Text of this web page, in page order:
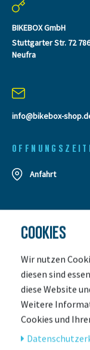
BIKEBOX GmbH
Stuttgarter Str. 72
Neufra
info@bikebox-
Anfahrt
SERVICE
Leasing
Leasing Anfrage
Retouren
Leasing Rechner
Zahlungsarten
COOKIES
Wir nutzen
diesen sind
diese Website
Weitere
Cookies und